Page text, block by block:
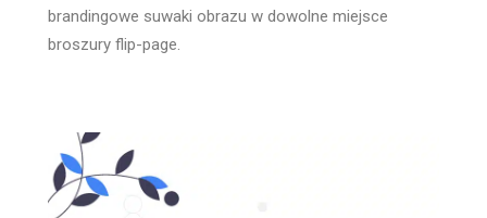
brandingowe suwaki obrazu w dowolne miejsce
broszury flip-page.